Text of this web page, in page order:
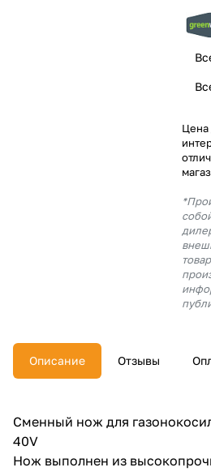
Цена
Описание Отзывы
Сменный нож для
40V
Нож выполнен из
% картой любого
% будут
с вашей
недели